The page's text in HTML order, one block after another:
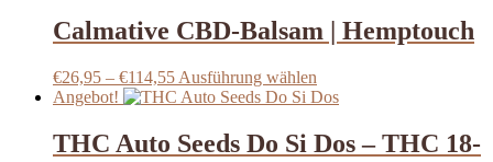
auf
der
gewählt
werden
€106,05
mehrere
Varianten
Optionen
auf
Calmative CBD-Balsam | Hemptouch
€26,95 – €114,55Preisspanne:
€26,95
€114,55
Ausführung wählen
Produkt
mehrere
Varianten
Angebot!
THC Auto Seeds Do Si Dos – THC 18-